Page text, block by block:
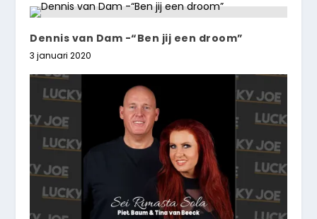
Dennis van Dam -“Ben jij een droom”
3 januari 2020